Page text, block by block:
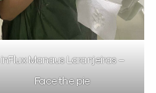
inFlux Manaus Laranjeiras –
Face the pie